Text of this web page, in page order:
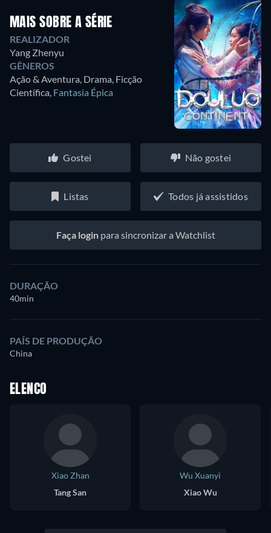
MAIS SOBRE A SÉRIE
REALIZADOR
Yang Zhenyu
GÊNEROS
Ação & Aventura, Drama, Ficção
Científica Fantasia Épica
Gostei Não gostei
Listas Todos já assistidos
Faça loginpara sincronizar a Watchlist
DURAÇÃO
40min
PAÍS DE PRODUÇÃO
China
ELENCO
Xiao Zhan
Tang San
Wu Xuanyi
Xiao Wu